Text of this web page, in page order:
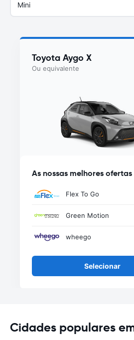
Mini
Toyota Aygo X
Ou equivalente
As nossas melhores ofertas
Flex To Go
Green Motion
wheego
Selecionar
Cidades populares